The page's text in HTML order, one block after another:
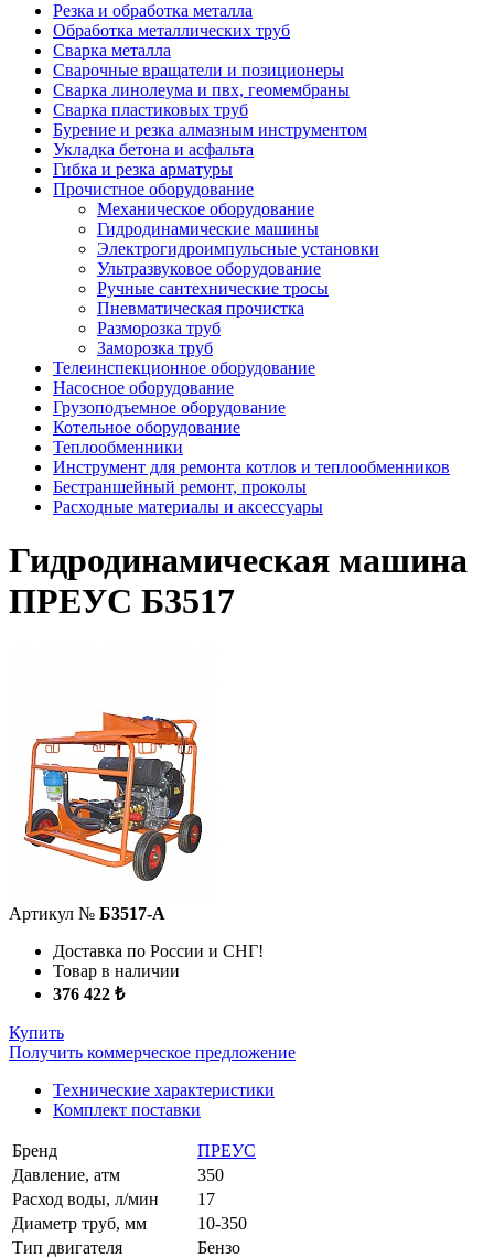
Резка и обработка металла
Обработка металлических труб
Сварка металла
Сварочные вращатели и позиционеры
Сварка линолеума и пвх, геомембраны
Сварка пластиковых труб
Бурение и резка алмазным инструментом
Укладка бетона и асфальта
Гибка и резка арматуры
Прочистное оборудование
Механическое оборудование
Гидродинамические машины
Электрогидроимпульсные установки
Ультразвуковое оборудование
Ручные сантехнические тросы
Пневматическая прочистка
Разморозка труб
Заморозка труб
Телеинспекционное оборудование
Насосное оборудование
Грузоподъемное оборудование
Котельное оборудование
Теплообменники
Инструмент для ремонта котлов и теплообменников
Бестраншейный ремонт, проколы
Расходные материалы и аксессуары
Гидродинамическая машина
ПРЕУС Б3517
Артикул № Б3517-А
Доставка по России и СНГ!
Товар в наличии
376 422 ₺
Купить
Получить коммерческое предложение
Технические характеристики
Комплект поставки
Бренд
ПРЕУС
Давление, атм
350
Расход воды, л/мин
17
Диаметр труб, мм
10-350
Тип двигателя
Бензо